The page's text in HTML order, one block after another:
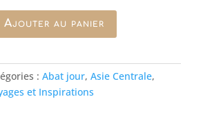
Ajouter au panier
: Abat jour, Asie Centrale,
et Inspirations